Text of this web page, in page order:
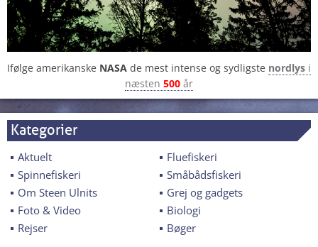
Ifølge amerikanske NASA de mest intense og sydligste nordlys i
næsten 500 år
Kategorier
Aktuelt
Fluefiskeri
Spinnefiskeri
Småbådsfiskeri
Om Steen Ulnits
Grej og gadgets
Foto & Video
Biologi
Rejser
Bøger